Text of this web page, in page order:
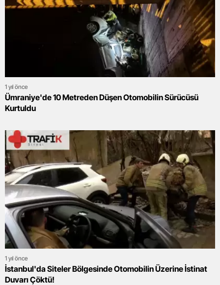
1 yıl önce
Ümraniye'de 10 Metreden Düşen Otomobilin Sürücüsü
Kurtuldu
1 yıl önce
İstanbul'da Siteler Bölgesinde Otomobilin Üzerine İstinat
Duvarı Çöktü!